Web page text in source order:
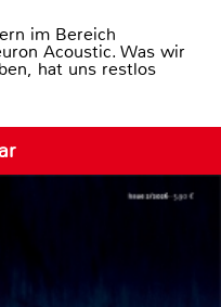
im Bereich
Acoustic. Was wir
hat uns restlos